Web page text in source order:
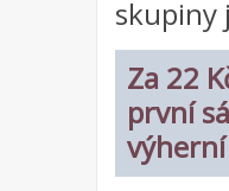
skupiny
Za 22
první